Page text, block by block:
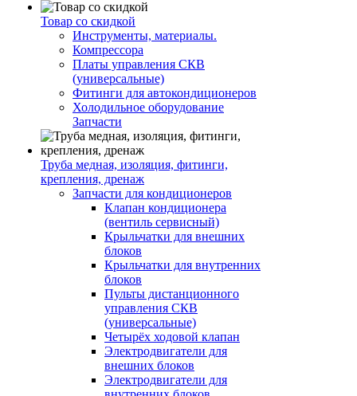
Товар со скидкой
Инструменты, материалы.
Компрессора
Платы управления СКВ
(универсальные)
Фитинги для автокондиционеров
Холодильное оборудование
Запчасти
Труба медная, изоляция, фитинги,
крепления, дренаж
Запчасти для кондиционеров
Клапан кондиционера
(вентиль сервисный)
Крыльчатки для внешних
блоков
Крыльчатки для внутренних
блоков
Пульты дистанционного
управления СКВ
(универсальные)
Четырёх ходовой клапан
Электродвигатели для
внешних блоков
Электродвигатели для